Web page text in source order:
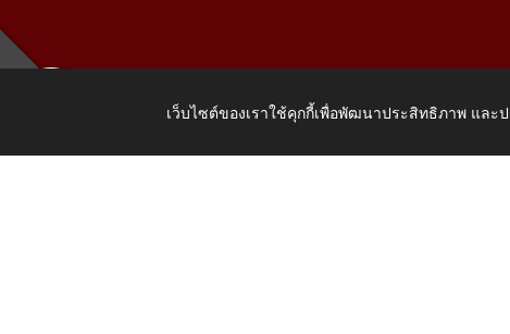
เว็บไซต์ของเราใช้คุกกี้เพื่อพัฒนาประสิทธิภาพ แล